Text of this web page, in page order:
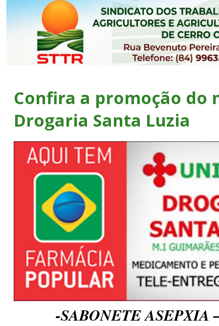
Confira a promoção do
Drogaria Santa Luzia
-SABONETE ASEPXIA